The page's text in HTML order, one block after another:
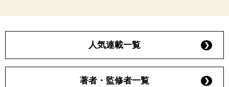
人気連載一覧
著者・監修者一覧